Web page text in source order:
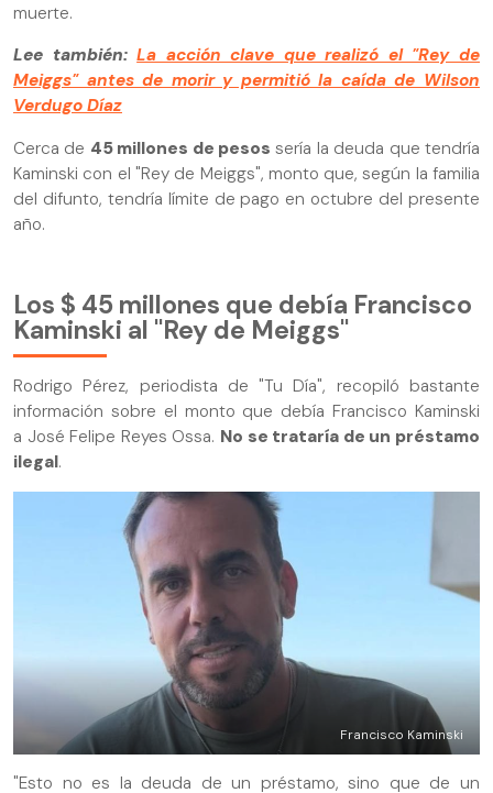
muerte.
Lee también:La acción clave que realizó el "Rey de
Meiggs" antes de morir y permitió la caída de Wilson
Verdugo Díaz
Cerca de 45 millones de pesos sería la deuda que tendría
Kaminski con el "Rey de Meiggs", monto que, según la familia
del difunto, tendría límite de pago en octubre del presente
año.
Los $ 45 millones que debía Francisco
Kaminski al "Rey de Meiggs"
Rodrigo Pérez, periodista de "Tu Día", recopiló bastante
información sobre el monto que debía Francisco Kaminski
a José Felipe Reyes Ossa. No se trataría de un préstamo
ilegal.
Francisco Kaminski
"Esto no es la deuda de un préstamo, sino que de un